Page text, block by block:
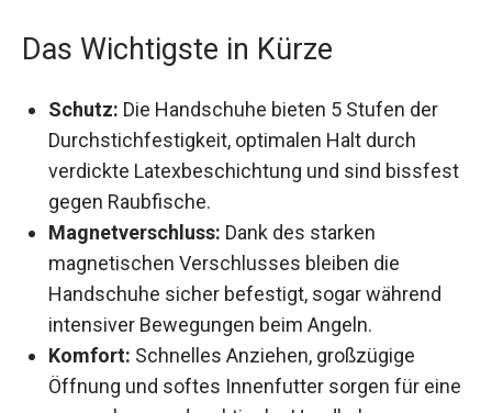
Das Wichtigste in Kürze
Durchstichfestigkeit, optimalen Halt durch
verdickte Latexbeschichtung und sind
bissfest gegen Raubfische.
Magnetverschluss:
magnetischen Verschlusses bleiben die
Handschuhe sicher befestigt, sogar während
intensiver Bewegungen beim Angeln.
Komfort:Schnelles Anziehen, großzügige
Öffnung und softes Innenfutter sorgen für
eine angenehme und praktische Handhabung.